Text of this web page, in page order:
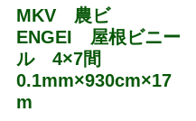
MKV 農ビ
ENGEI 屋根ビニー
ル 4×7間
0.1mm×930cm×17
m